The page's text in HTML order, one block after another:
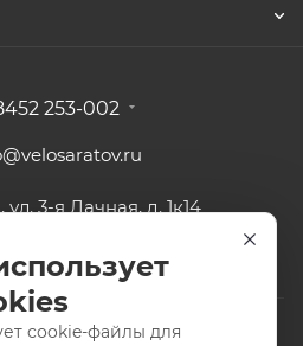
253-002
ул. 3-я Дачная, д. 1к14
cookie-файлы для